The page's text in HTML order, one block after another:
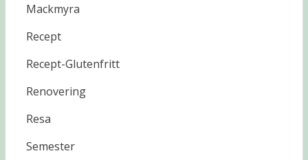
Mackmyra
Recept
Recept-Glutenfritt
Renovering
Resa
Semester